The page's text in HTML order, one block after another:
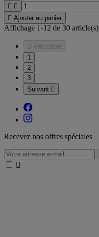
 
 Ajouter au panier
Affichage 1-12 de 30 article(s)
Précédent
1
2
3
Suivant 
Recevez nos offres spéciales
